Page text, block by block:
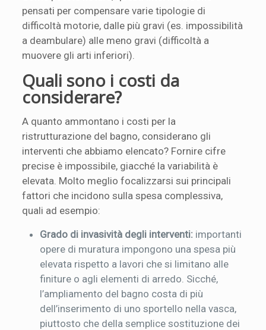
pensati per compensare varie tipologie di
difficoltà motorie, dalle più gravi (es. impossibilità
a deambulare) alle meno gravi (difficoltà a
muovere gli arti inferiori).
Quali sono i costi da
considerare?
A quanto ammontano i costi per la
ristrutturazione del bagno, considerano gli
interventi che abbiamo elencato? Fornire cifre
precise è impossibile, giacché la variabilità è
elevata. Molto meglio focalizzarsi sui principali
fattori che incidono sulla spesa complessiva,
quali ad esempio:
Grado di invasività degli interventi: importanti
opere di muratura impongono una spesa più
elevata rispetto a lavori che si limitano alle
finiture o agli elementi di arredo. Sicché,
l’ampliamento del bagno costa di più
dell’inserimento di uno sportello nella vasca,
piuttosto che della semplice sostituzione dei